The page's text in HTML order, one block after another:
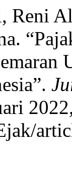
Reni